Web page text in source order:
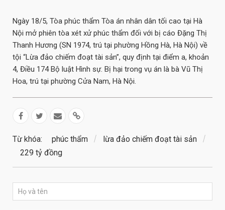
Ngày 18/5, Tòa phúc thẩm Tòa án nhân dân tối cao tại Hà
Nội mở phiên tòa xét xử phúc thẩm đối với bị cáo Đặng Thị
Thanh Hương (SN 1974, trú tại phường Hồng Hà, Hà Nội) về
tội “Lừa đảo chiếm đoạt tài sản”, quy định tại điểm a, khoản
4, Điều 174 Bộ luật Hình sự. Bị hại trong vụ án là bà Vũ Thị
Hoa, trú tại phường Cửa Nam, Hà Nội.
Từ khóa: phúc thẩm
lừa đảo chiếm đoạt tài sản
229 tỷ đồng